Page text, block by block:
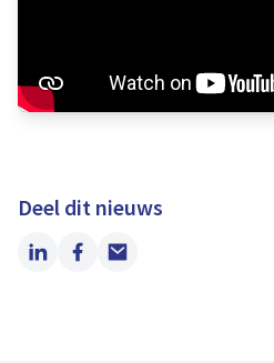
Deel dit nieuws
LinkedIn
Facebook
Email